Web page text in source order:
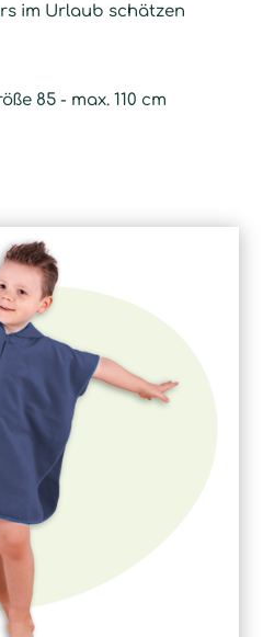
im Urlaub schätzen
85 - max. 110 cm